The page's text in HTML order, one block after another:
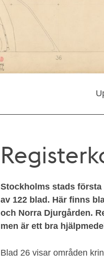
Stockholms stads första
av 122 blad. Här finns
och Norra Djurgården.
men är ett bra
Blad 26 visar områden